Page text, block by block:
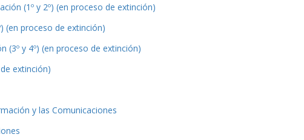
(1º y 2º) (en proceso de extinción)
(en proceso de extinción)
(3º y 4º) (en proceso de extinción)
extinción)
y las Comunicaciones